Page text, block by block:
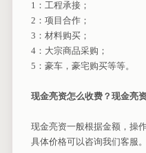
1：工程承接；
2：项目合作；
3：材料购买；
4：大宗商品采购；
5：豪车，豪宅购买等等。
现金亮资怎么收费？现金亮
现金亮资一般根据金额，操
具体价格可以咨询我们客服。